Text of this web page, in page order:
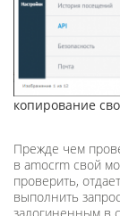
копирование
Прежде чем
в amocrm свой
проверить,
выполнить